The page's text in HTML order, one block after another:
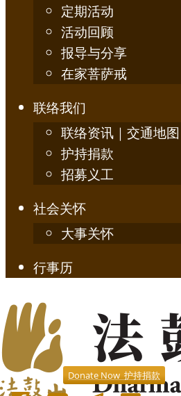
定期活动
活动回顾
报导与分享
在家菩萨戒
联络我们
联络资讯｜交通地图
护持捐款
招募义工
社会关怀
大事关怀
行事历
Donate Now 护持捐款